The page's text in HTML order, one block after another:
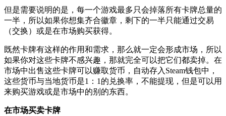
但是需要说明的是，每一个游戏最多只会掉落所有卡牌总量的
一半，所以如果你想集齐合徽章，剩下的一半只能通过交易
（交换）或是在市场购买获得。
既然卡牌有这样的作用和需求，那么就一定会形成市场，所以
如果你对这些卡牌不感兴趣，那就完全可以把它们都卖掉。在
市场中出售这些卡牌可以赚取货币，自动存入Steam钱包中，
这些货币与当地货币是1：1的兑换率，不能提现，但是可以用
来购买游戏或是市场中的别的东西。
在市场买卖卡牌